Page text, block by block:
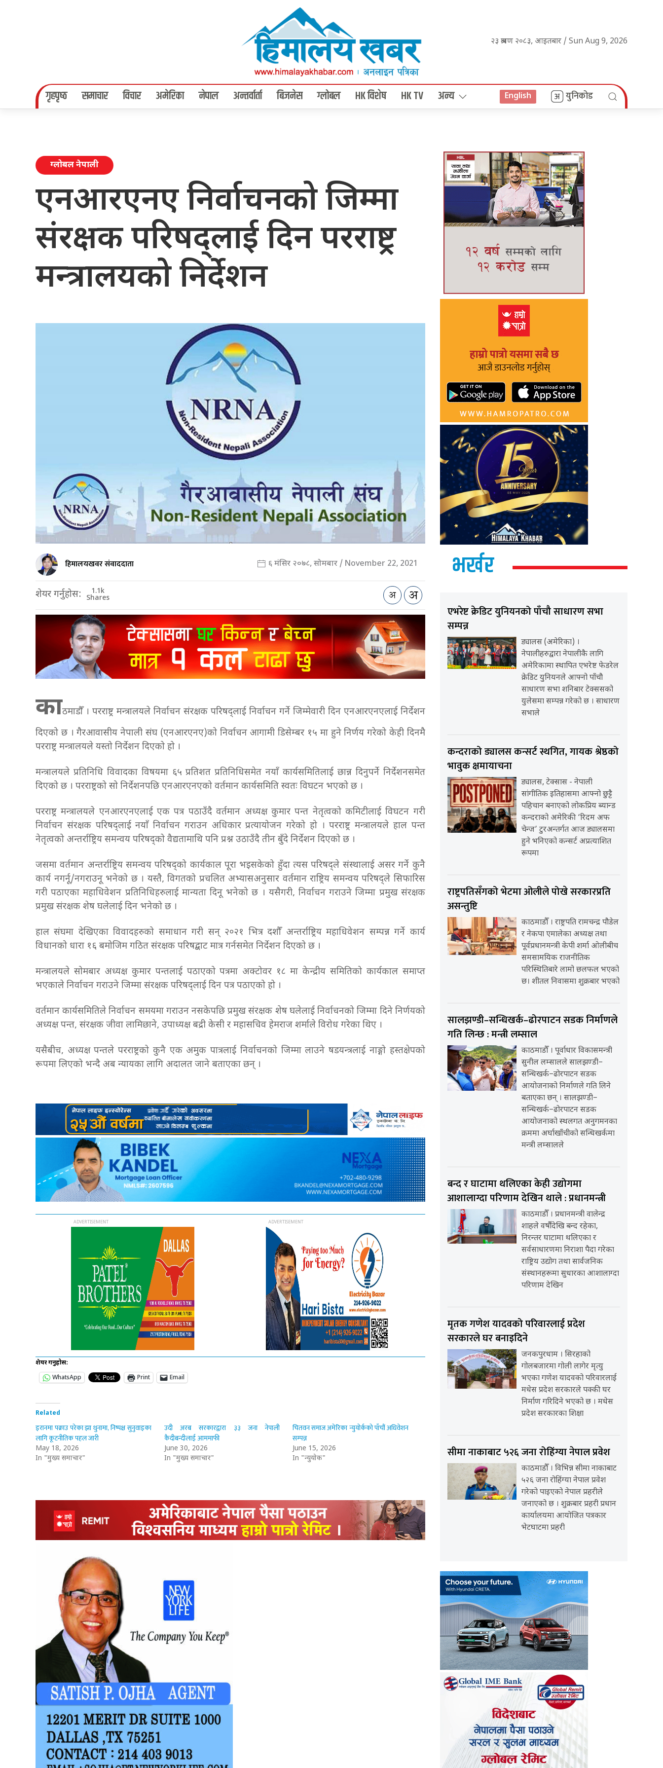
२३ श्रावण २०८३, आइतबार / Sun Aug 9, 2026
गृहपृष्‍ठ समाचार विचार अमेरिका नेपाल अन्तर्वार्ता बिजनेस ग्लोबल HK विशेष HK TV अन्य English युनिकोड
ग्लोबल नेपाली
एनआरएनए निर्वाचनको जिम्मा
संरक्षक परिषद्लाई दिन परराष्ट्र
मन्त्रालयको निर्देशन
हिमालयखवर संवाददाता ६ मंसिर २०७८, सोमबार / November 22, 2021
शेयर गर्नुहोस: 1.1k
Shares
काठमाडौँ । परराष्ट्र मन्त्रालयले निर्वाचन संरक्षक परिषद्लाई निर्वाचन गर्ने जिम्मेवारी दिन एनआरएनएलाई निर्देशन
दिएको छ । गैरआवासीय नेपाली संघ (एनआरएनए)को निर्वाचन आगामी डिसेम्बर १५ मा हुने निर्णय गरेको केही दिनमै
परराष्ट्र मन्त्रालयले यस्तो निर्देशन दिएको हो ।
मन्त्रालयले प्रतिनिधि विवादका विषयमा ६५ प्रतिशत प्रतिनिधिसमेत नयाँ कार्यसमितिलाई छान्न दिनुपर्ने निर्देशनसमेत
दिएको छ । परराष्ट्रको सो निर्देशनपछि एनआरएनएको वर्तमान कार्यसमिति स्वतः विघटन भएको छ ।
परराष्ट्र मन्त्रालयले एनआरएनएलाई एक पत्र पठाउँदै वर्तमान अध्यक्ष कुमार पन्त नेतृत्वको कमिटीलाई विघटन गरी
निर्वाचन संरक्षक परिषद्लाई नयाँ निर्वाचन गराउन अधिकार प्रत्यायोजन गरेको हो । परराष्ट्र मन्त्रालयले हाल पन्त
नेतृत्वको अन्तर्राष्ट्रिय समन्वय परिषद्को वैद्यतामाथि पनि प्रश्न उठाउँदै तीन बुँदे निर्देशन दिएको छ ।
जसमा वर्तमान अन्तर्राष्ट्रिय समन्वय परिषद्को कार्यकाल पूरा भइसकेको हुँदा त्यस परिषद्ले संस्थालाई असर गर्ने कुनै
कार्य नगर्नू/नगराउनू भनेको छ । यस्तै, विगतको प्रचलित अभ्यासअनुसार वर्तमान राष्ट्रिय समन्वय परिषद्ले सिफारिस
गरी पठाएका महाधिवेशन प्रतिनिधिहरुलाई मान्यता दिनू भनेको छ । यसैगरी, निर्वाचन गराउने जिम्मा प्रमुख संरक्षक
प्रमुख संरक्षक शेष घलेलाई दिन भनेको छ ।
हाल संघमा देखिएका विवादहरुको समाधान गरी सन् २०२१ भित्र दशौँ अन्तर्राष्ट्रिय महाधिवेशन सम्पन्न गर्ने कार्य
विधानको धारा १६ बमोजिम गठित संरक्षक परिषद्बाट मात्र गर्नसमेत निर्देशन दिएको छ ।
मन्त्रालयले सोमबार अध्यक्ष कुमार पन्तलाई पठाएको पत्रमा अक्टोवर १८ मा केन्द्रीय समितिको कार्यकाल समाप्त
भएकाले निर्वाचन गराउने जिम्मा संरक्षक परिषद्लाई दिन पत्र पठाएको हो ।
वर्तमान कार्यसमितिले निर्वाचन समयमा गराउन नसकेपछि प्रमुख संरक्षक शेष घलेलाई निर्वाचनको जिम्मा दिने निर्णयको
अध्यक्ष पन्त, संरक्षक जीवा लामिछाने, उपाध्यक्ष बद्री केसी र महासचिव हेमराज शर्माले विरोध गरेका थिए ।
यसैबीच, अध्यक्ष पन्तले परराष्ट्रको कुनै एक अमुक पात्रलाई निर्वाचनको जिम्मा लाउने षडयन्त्रलाई नाङ्गो हस्तक्षेपको
रूपमा लिएको भन्दै अब न्यायका लागि अदालत जाने बताएका छन् ।
शेयर गर्नुहोस:
WhatsApp
Print Email
Related
इरानमा पक्राउ परेका झा थुनामा, निष्पक्ष सुनुवाइका
लागि कूटनीतिक पहल जारी
May 18, 2026
In "मुख्य समाचार"
उदी अरब सरकारद्वारा ३३ जना नेपाली
कैदीबन्दीलाई आममाफी
June 30, 2026
In "मुख्य समाचार"
चितवन समाज अमेरिका न्युयोर्कको पाँचौं अधिवेशन
सम्पन्न
June 15, 2026
In "न्युयोर्क"
भर्खर
एभरेष्ट क्रेडिट युनियनको पाँचौ साधारण सभा
सम्पन्न
ड्यालस (अमेरिका) ।
नेपालीहरुद्वारा नेपालीकै लागि
अमेरिकामा स्थापित एभरेष्ट फेडरेल
क्रेडिट युनियनले आफ्नो पाँचौ
साधारण सभा शनिबार टेक्ससको
युलेसमा सम्पन्न गरेको छ । साधारण
सभाले
कन्दराको ड्यालस कन्सर्ट स्थगित, गायक श्रेष्ठको
भावुक क्षमायाचना
ड्यालस, टेक्सास - नेपाली
सांगीतिक इतिहासमा आफ्नो छुट्टै
पहिचान बनाएको लोकप्रिय ब्यान्ड
कन्दराको अमेरिकी ‘रिदम अफ
चेन्ज’ टुरअन्तर्गत आज ड्यालसमा
हुने भनिएको कन्सर्ट अप्रत्याशित
रूपमा
राष्ट्रपतिसँगको भेटमा ओलीले पोखे सरकारप्रति
असन्तुष्टि
काठमाडौँ । राष्ट्रपति रामचन्द्र पौडेल
र नेकपा एमालेका अध्यक्ष तथा
पूर्वप्रधानमन्त्री केपी शर्मा ओलीबीच
समसामयिक राजनीतिक
परिस्थितिबारे लामो छलफल भएको
छ। शीतल निवासमा शुक्रबार भएको
सालझण्डी–सन्धिखर्क–ढोरपाटन सडक निर्माणले
गति लिन्छ : मन्त्री लम्साल
काठमाडौँ । पूर्वाधार विकासमन्त्री
सुनील लम्सालले सालझण्डी–
सन्धिखर्क–ढोरपाटन सडक
आयोजनाको निर्माणले गति लिने
बताएका छन् । सालझण्डी–
सन्धिखर्क–ढोरपाटन सडक
आयोजनाको स्थलगत अनुगमनका
क्रममा अर्घाखाँचीको सन्धिखर्कमा
मन्त्री लम्सालले
बन्द र घाटामा थलिएका केही उद्योगमा
आशालाग्दा परिणाम देखिन थाले : प्रधानमन्त्री
काठमाडौँ । प्रधानमन्त्री वालेन्द्र
शाहले वर्षौंदेखि बन्द रहेका,
निरन्तर घाटामा थलिएका र
सर्वसाधारणमा निराशा पैदा गरेका
राष्ट्रिय उद्योग तथा सार्वजनिक
संस्थानहरूमा सुधारका आशालाग्दा
परिणाम देखिन
मृतक गणेश यादवको परिवारलाई प्रदेश
सरकारले घर बनाइदिने
जनकपुरधाम । सिरहाको
गोलबजारमा गोली लागेर मृत्यु
भएका गणेश यादवको परिवारलाई
मधेस प्रदेश सरकारले पक्की घर
निर्माण गरिदिने भएको छ । मधेस
प्रदेश सरकारका शिक्षा
सीमा नाकाबाट ५२६ जना रोहिंग्या नेपाल प्रवेश
काठमाडौँ । विभिन्न सीमा नाकाबाट
५२६ जना रोहिंग्या नेपाल प्रवेश
गरेको पाइएको नेपाल प्रहरीले
जनाएको छ । शुक्रबार प्रहरी प्रधान
कार्यालयमा आयोजित पत्रकार
भेटघाटमा प्रहरी